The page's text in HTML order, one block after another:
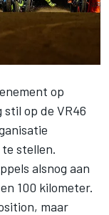
op
op de VR46
stellen.
alsnog aan
100 kilometer.
maar